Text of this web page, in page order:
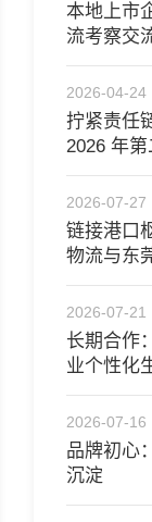
本地上市
流考察交
路径
2026-04-24
拧紧责任
2026 年
2026-07-27
链接港口
物流与东
合作
2026-07-21
长期合作
业个性化
2026-07-16
品牌初心
沉淀